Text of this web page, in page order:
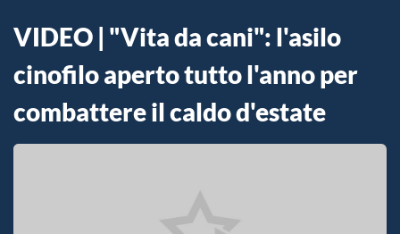
VIDEO | "Vita da cani": l'asilo
cinofilo aperto tutto l'anno per
combattere il caldo d'estate